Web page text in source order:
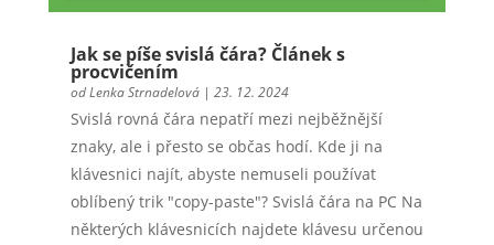
Jak se píše svislá čára? Článek s
procvičením
odLenka Strnadelová| 23. 12. 2024
Svislá rovná čára nepatří mezi nejběžnější
znaky, ale i přesto se občas hodí. Kde ji na
klávesnici najít, abyste nemuseli používat
oblíbený trik "copy-paste"? Svislá čára na PC Na
některých klávesnicích najdete klávesu určenou